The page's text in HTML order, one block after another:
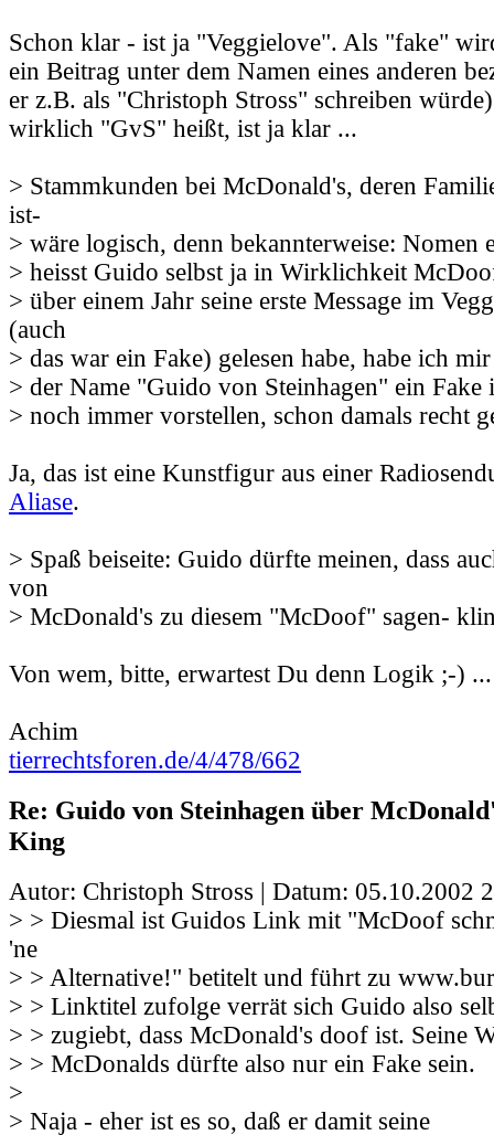
Schon klar - ist ja "Veggielove". Als "fake"
ein Beitrag unter dem Namen eines anderen
er z.B. als "Christoph Stross" schreiben
wirklich "GvS" heißt, ist ja klar ...
> Stammkunden bei McDonald's, deren
ist-
> wäre logisch, denn bekannterweise: Nomen
> heisst Guido selbst ja in Wirklichkeit
> über einem Jahr seine erste Message im
(auch
> das war ein Fake) gelesen habe, habe ich
> der Name "Guido von Steinhagen" ein Fake
> noch immer vorstellen, schon damals recht
Ja, das ist eine Kunstfigur aus einer
Aliase.
> Spaß beiseite: Guido dürfte meinen, dass
von
> McDonald's zu diesem "McDoof" sagen-
Von wem, bitte, erwartest Du denn Logik ;-) ...
Achim
tierrechtsforen.de/4/478/662
Re: Guido von Steinhagen über
King
Autor: Christoph Stross | Datum: 05.10.2002
> > Diesmal ist Guidos Link mit "McDoof
'ne
> > Alternative!" betitelt und führt zu
> > Linktitel zufolge verrät sich Guido also
> > zugiebt, dass McDonald's doof ist. Seine
> > McDonalds dürfte also nur ein Fake sein.
>
> Naja - eher ist es so, daß er damit seine